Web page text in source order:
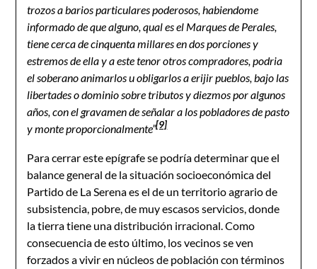
trozos a barios particulares poderosos, habiendome
informado de que alguno, qual es el Marques de Perales,
tiene cerca de cinquenta millares en dos porciones y
estremos de ella y a este tenor otros compradores, podria
el soberano animarlos u obligarlos a erijir pueblos, bajo las
libertades o dominio sobre tributos y diezmos por algunos
años, con el gravamen de señalar a los pobladores de pasto
y monte proporcionalmente”[9]
Para cerrar este epígrafe se podría determinar que el
balance general de la situación socioeconómica del
Partido de La Serena es el de un territorio agrario de
subsistencia, pobre, de muy escasos servicios, donde
la tierra tiene una distribución irracional. Como
consecuencia de esto último, los vecinos se ven
forzados a vivir en núcleos de población con términos